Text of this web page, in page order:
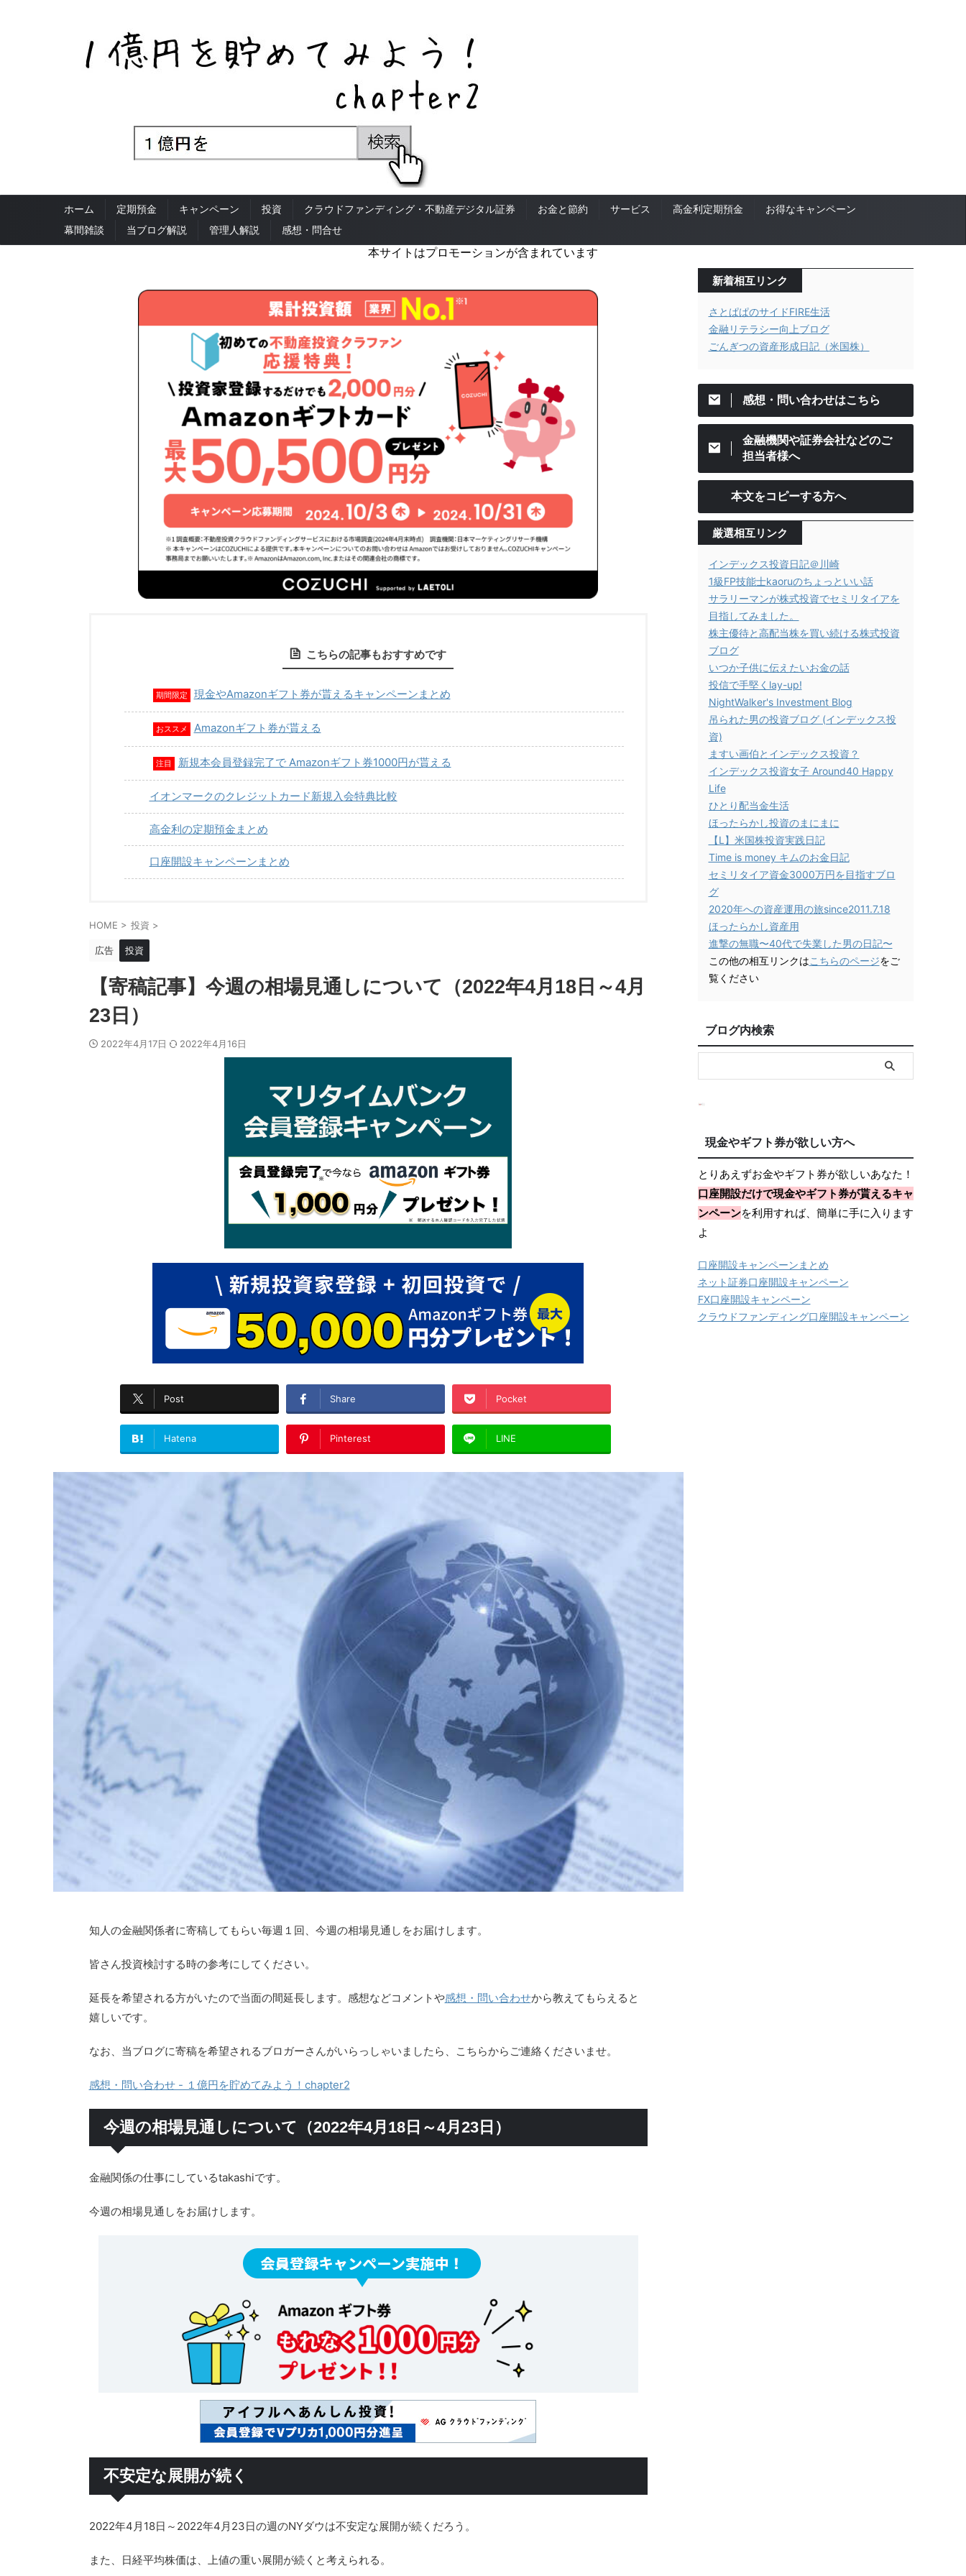
ホーム 定期預金 キャンペーン 投資 クラウドファンディング・不動産デジタル証券 お金と節約 サービス 高金利定期預金
お得なキャンペーン
幕間雑談
当ブログ解説 管理人解説 感想・問合せ
本サイトはプロモーションが含まれています
こちらの記事もおすすめです
期間限定 現金やAmazonギフト券が貰えるキャンペーンまとめ
おススメ Amazonギフト券が貰える
注目 新規本会員登録完了で Amazonギフト券1000円が貰える
イオンマークのクレジットカード新規入会特典比較
高金利の定期預金まとめ
口座開設キャンペーンまとめ
HOME > 投資 >
広告 投資
【寄稿記事】今週の相場見通しについて（2022年4月18日～4月
23日）
2022年4月17日 2022年4月16日
Post Share Pocket
Hatena Pinterest LINE
知人の金融関係者に寄稿してもらい毎週１回、今週の相場見通しをお届けします。
皆さん投資検討する時の参考にしてください。
延長を希望される方がいたので当面の間延長します。感想などコメントや感想・問い合わせから教えてもらえると
嬉しいです。
なお、当ブログに寄稿を希望されるブロガーさんがいらっしゃいましたら、こちらからご連絡くださいませ。
感想・問い合わせ - １億円を貯めてみよう！chapter2
今週の相場見通しについて（2022年4月18日～4月23日）
金融関係の仕事にしているtakashiです。
今週の相場見通しをお届けします。
不安定な展開が続く
2022年4月18日～2022年4月23日の週のNYダウは不安定な展開が続くだろう。
また、日経平均株価は、上値の重い展開が続くと考えられる。
新着相互リンク
さとぱぱのサイドFIRE生活
金融リテラシー向上ブログ
ごんぎつの資産形成日記（米国株）
感想・問い合わせはこちら
金融機関や証券会社などのご
担当者様へ
本文をコピーする方へ
厳選相互リンク
インデックス投資日記＠川崎
1級FP技能士kaoruのちょっといい話
サラリーマンが株式投資でセミリタイアを
目指してみました。
株主優待と高配当株を買い続ける株式投資
ブログ
いつか子供に伝えたいお金の話
投信で手堅くlay-up!
NightWalker's Investment Blog
吊られた男の投資ブログ (インデックス投
資)
ますい画伯とインデックス投資？
インデックス投資女子 Around40 Happy
Life
ひとり配当金生活
ほったらかし投資のまにまに
【L】米国株投資実践日記
Time is money キムのお金日記
セミリタイア資金3000万円を目指すブロ
グ
2020年への資産運用の旅since2011.7.18
ほったらかし資産用
進撃の無職〜40代で失業した男の日記〜
この他の相互リンクはこちらのページをご
覧ください
ブログ内検索
現金やギフト券が欲しい方へ
とりあえずお金やギフト券が欲しいあなた！
口座開設だけで現金やギフト券が貰えるキャ
ンペーンを利用すれば、簡単に手に入ります
よ
口座開設キャンペーンまとめ
ネット証券口座開設キャンペーン
FX口座開設キャンペーン
クラウドファンディング口座開設キャンペーン